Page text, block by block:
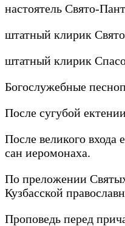
настоятель Свято-
штатный клирик
штатный клирик
Богослужебные
После сугубой
После великого
сан иеромонаха.
По преложении
Кузбасской
Проповедь перед